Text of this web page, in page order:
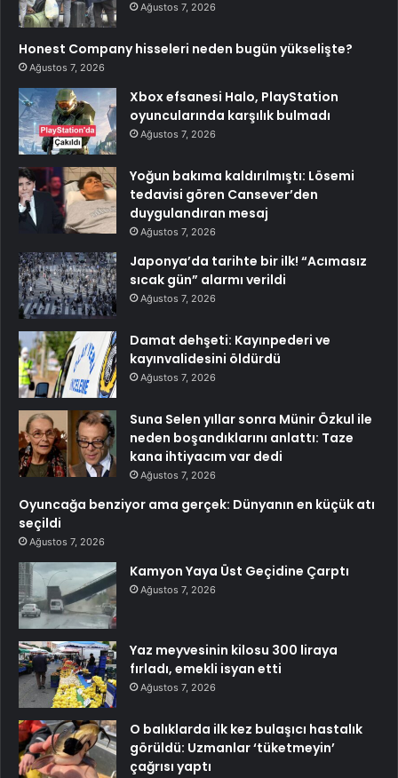
Ağustos 7, 2026
Honest Company hisseleri neden bugün yükselişte?
Ağustos 7, 2026
Xbox efsanesi Halo, PlayStation
oyuncularında karşılık bulmadı
Ağustos 7, 2026
Yoğun bakıma kaldırılmıştı: Lösemi
tedavisi gören Cansever’den
duygulandıran mesaj
Ağustos 7, 2026
Japonya’da tarihte bir ilk! “Acımasız
sıcak gün” alarmı verildi
Ağustos 7, 2026
Damat dehşeti: Kayınpederi ve
kayınvalidesini öldürdü
Ağustos 7, 2026
Suna Selen yıllar sonra Münir Özkul ile
neden boşandıklarını anlattı: Taze
kana ihtiyacım var dedi
Ağustos 7, 2026
Oyuncağa benziyor ama gerçek: Dünyanın en küçük atı
seçildi
Ağustos 7, 2026
Kamyon Yaya Üst Geçidine Çarptı
Ağustos 7, 2026
Yaz meyvesinin kilosu 300 liraya
fırladı, emekli isyan etti
Ağustos 7, 2026
O balıklarda ilk kez bulaşıcı hastalık
görüldü: Uzmanlar ‘tüketmeyin’
çağrısı yaptı